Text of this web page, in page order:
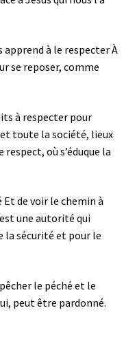
apprend à le respecter À
se reposer, comme
à respecter pour
toute la société, lieux
où s’éduque la
de voir le chemin à
une autorité qui
la sécurité et pour le
le péché et le
peut être pardonné.